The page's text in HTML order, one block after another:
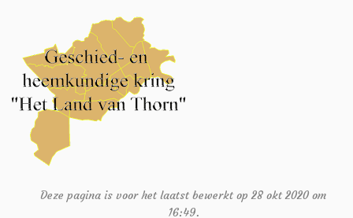
Deze pagina is voor het laatst bewerkt op 28 okt 2020 om
16:49.